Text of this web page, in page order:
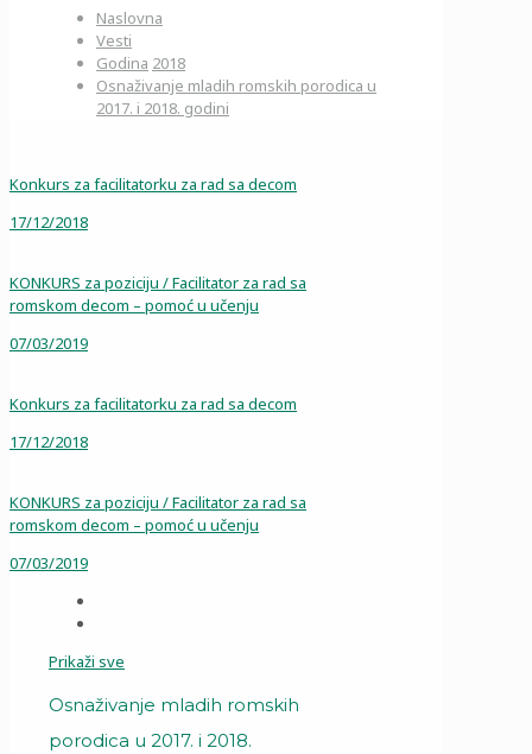
Naslovna
Vesti
Godina 2018
Osnaživanje mladih romskih porodica u
2017. i 2018. godini
Konkurs za facilitatorku za rad sa decom
17/12/2018
KONKURS za poziciju / Facilitator za rad sa
romskom decom – pomoć u učenju
07/03/2019
Konkurs za facilitatorku za rad sa decom
17/12/2018
KONKURS za poziciju / Facilitator za rad sa
romskom decom – pomoć u učenju
07/03/2019
Prikaži sve
Osnaživanje mladih romskih
porodica u 2017. i 2018.